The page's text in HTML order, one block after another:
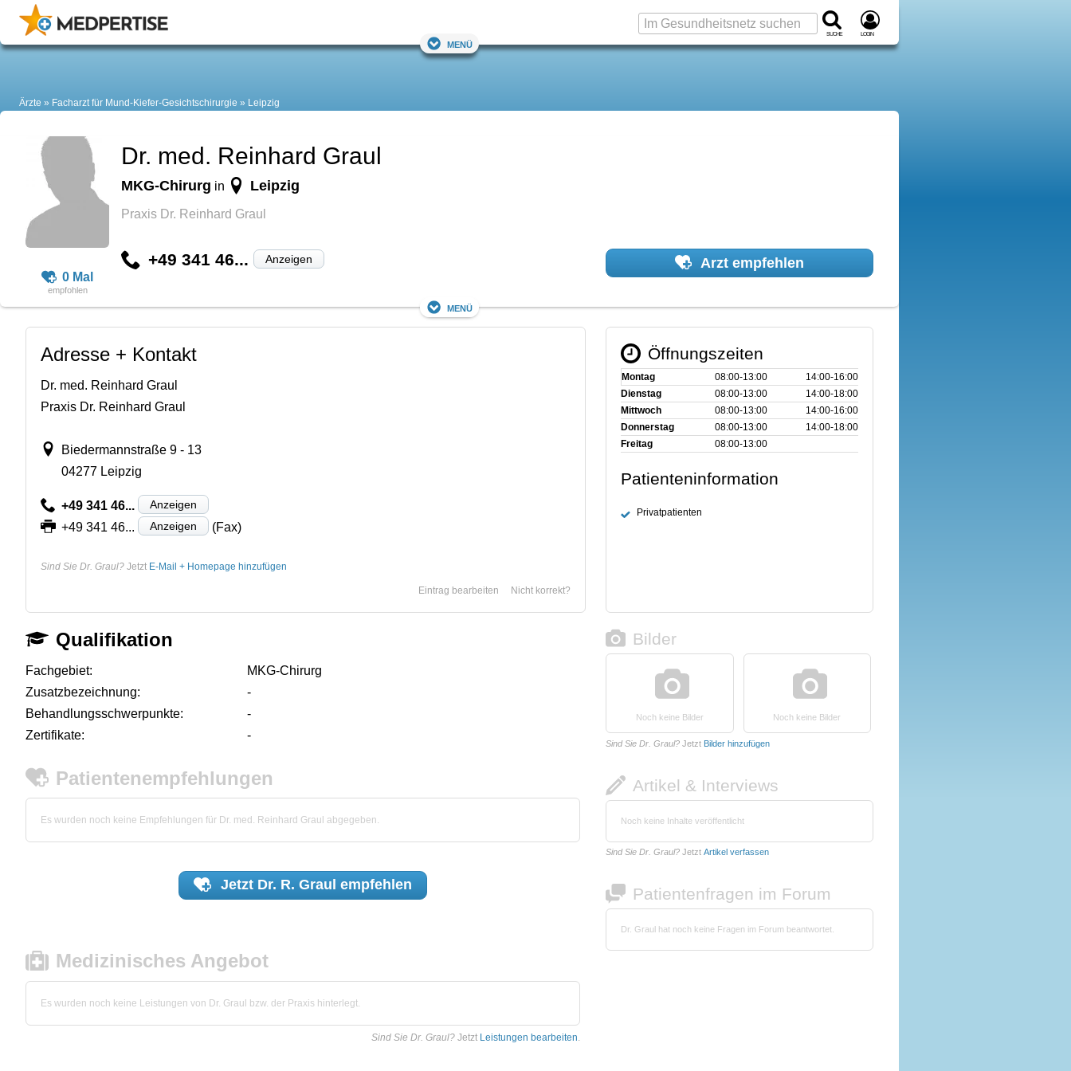
Suche Login
Menü
Ärzte Facharzt für Mund-Kiefer-Gesichtschirurgie Leipzig
0 Mal
Dr. med. Reinhard Graul
MKG-Chirurg in Leipzig
Praxis Dr. Reinhard Graul
+49 341 46... Anzeigen Arzt empfehlen
Menü
Adresse + Kontakt
Dr. med. Reinhard Graul
Praxis Dr. Reinhard Graul
Biedermannstraße 9 - 13
04277 Leipzig
+49 341 46... Anzeigen
+49 341 46... Anzeigen (Fax)
Sind Sie Dr. Graul? Jetzt E-Mail + Homepage hinzufügen
Nicht korrekt?
Eintrag bearbeiten
Öffnungszeiten
Montag 08:00‑13:00
14:00‑16:00
Dienstag
08:00‑13:00
14:00‑18:00
Mittwoch
08:00‑13:00
14:00‑16:00
Donnerstag
08:00‑13:00
14:00‑18:00
Freitag
08:00‑13:00
Patienteninformation
Privatpatienten
Qualifikation
Fachgebiet:
MKG-Chirurg
Zusatzbezeichnung:
-
Behandlungsschwerpunkte:
-
Zertifikate:
-
Patientenempfehlungen
Es wurden noch keine Empfehlungen für Dr. med. Reinhard Graul abgegeben.
Jetzt Dr. R. Graul empfehlen
Medizinisches Angebot
Es wurden noch keine Leistungen von Dr. Graul bzw. der Praxis hinterlegt.
Sind Sie Dr. Graul? Jetzt Leistungen bearbeiten.
Bilder
Noch keine Bilder Noch keine Bilder
Sind Sie Dr. Graul? Jetzt Bilder hinzufügen
Artikel & Interviews
Noch keine Inhalte veröffentlicht
Sind Sie Dr. Graul? Jetzt Artikel verfassen
Patientenfragen im Forum
Dr. Graul hat noch keine Fragen im Forum beantwortet.